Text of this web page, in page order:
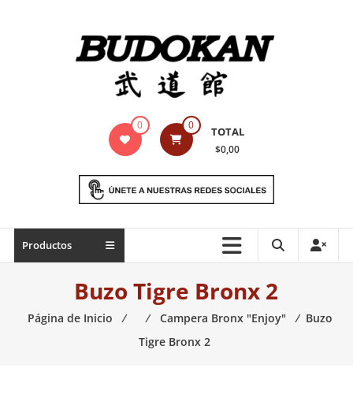
Indumentaria
marciales
Todo
necesario
0 0 TOTAL
$0,00
Productos
Buzo Tigre Bronx 2
Página de Inicio ⁄ ⁄ Campera Bronx "Enjoy" ⁄ Buzo
Tigre Bronx 2